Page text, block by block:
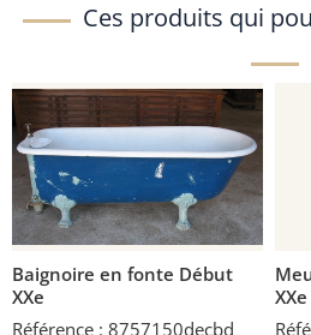
Ces produits qui
Baignoire en fonte Début
XXe
Référence : 8757150decbd
XXe